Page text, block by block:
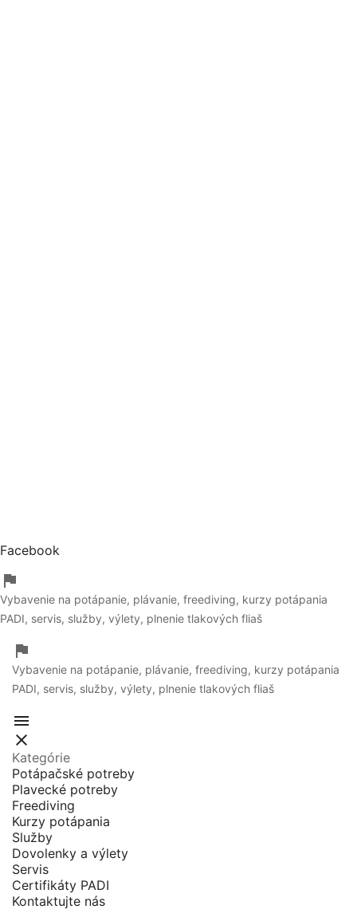
Facebook

Vybavenie na potápanie, plávanie, freediving, kurzy potápania
PADI, servis, služby, výlety, plnenie tlakových fliaš

Vybavenie na potápanie, plávanie, freediving, kurzy potápania
PADI, servis, služby, výlety, plnenie tlakových fliaš


Kategórie
Potápačské potreby
Plavecké potreby
Freediving
Kurzy potápania
Služby
Dovolenky a výlety
Servis
Certifikáty PADI
Kontaktujte nás